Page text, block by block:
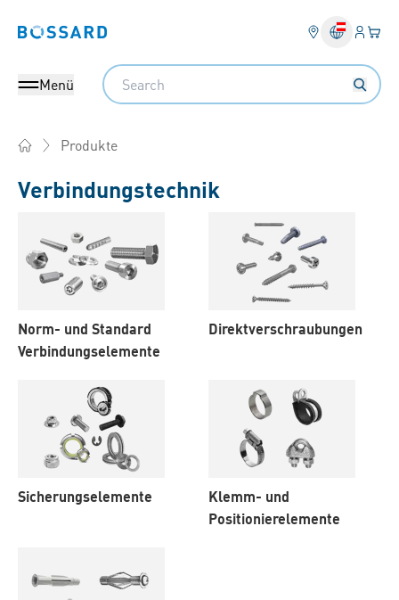
Bossard homepage Ihr
Menü
Search
Produkte
Produkte
Verbindungstechnik
Norm- und Standard
Verbindungselemente
Direktverschraubungen
Sicherungselemente
Klemm- und
Positionierelemente